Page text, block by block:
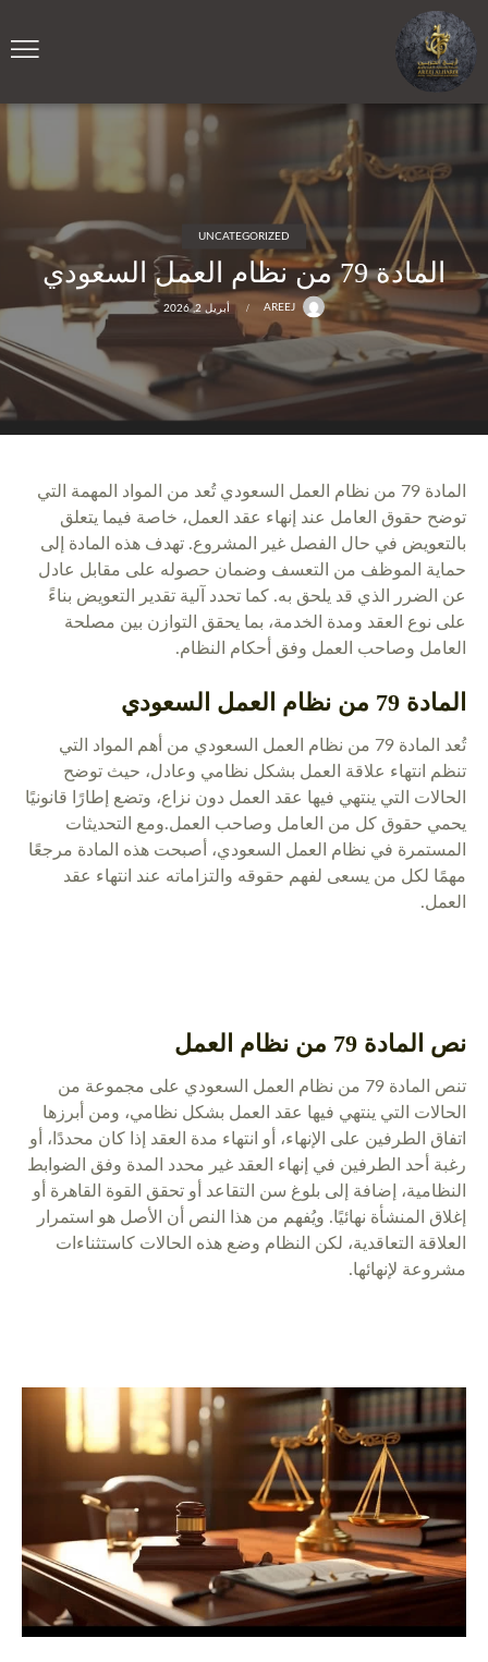
UNCATEGORIZED
المادة 79 من نظام العمل السعودي
AREEJ أبريل 2, 2026
المادة 79 من نظام العمل السعودي تُعد من المواد المهمة التي
توضح حقوق العامل عند إنهاء عقد العمل، خاصة فيما يتعلق
بالتعويض في حال الفصل غير المشروع. تهدف هذه المادة إلى
حماية الموظف من التعسف وضمان حصوله على مقابل عادل
عن الضرر الذي قد يلحق به. كما تحدد آلية تقدير التعويض بناءً
على نوع العقد ومدة الخدمة، بما يحقق التوازن بين مصلحة
العامل وصاحب العمل وفق أحكام النظام.
المادة 79 من نظام العمل السعودي
تُعد المادة 79 من نظام العمل السعودي من أهم المواد التي
تنظم انتهاء علاقة العمل بشكل نظامي وعادل، حيث توضح
الحالات التي ينتهي فيها عقد العمل دون نزاع، وتضع إطارًا قانونيًا
يحمي حقوق كل من العامل وصاحب العمل.ومع التحديثات
المستمرة في نظام العمل السعودي، أصبحت هذه المادة مرجعًا
مهمًا لكل من يسعى لفهم حقوقه والتزاماته عند انتهاء عقد
العمل.
نص المادة 79 من نظام العمل
تنص المادة 79 من نظام العمل السعودي على مجموعة من
الحالات التي ينتهي فيها عقد العمل بشكل نظامي، ومن أبرزها
اتفاق الطرفين على الإنهاء، أو انتهاء مدة العقد إذا كان محددًا، أو
رغبة أحد الطرفين في إنهاء العقد غير محدد المدة وفق الضوابط
النظامية، إضافة إلى بلوغ سن التقاعد أو تحقق القوة القاهرة أو
إغلاق المنشأة نهائيًا. ويُفهم من هذا النص أن الأصل هو استمرار
العلاقة التعاقدية، لكن النظام وضع هذه الحالات كاستثناءات
مشروعة لإنهائها.